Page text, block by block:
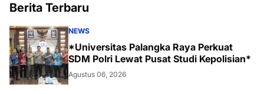
Berita Terbaru
NEWS
*Universitas Palangka Raya Perkuat
SDM Polri Lewat Pusat Studi Kepolisian*
Agustus 06, 2026